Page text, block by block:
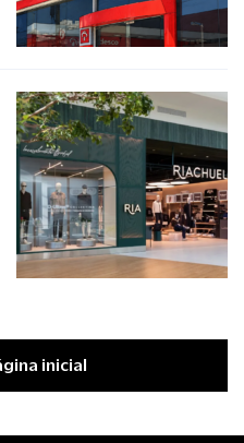
inicial